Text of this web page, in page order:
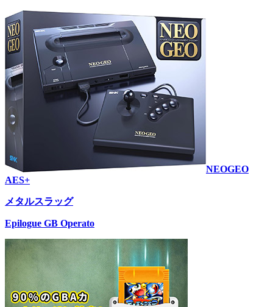
NEOGEO
AES+
メタルスラッグ
Epilogue GB Operato